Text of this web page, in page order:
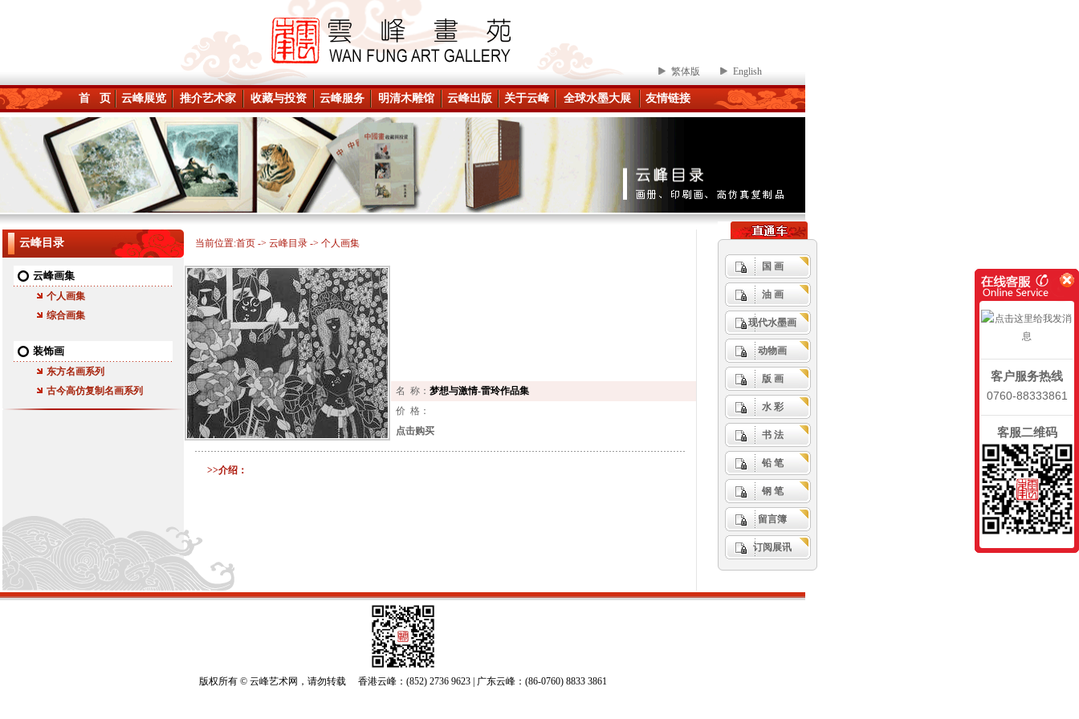
繁体版 English
首 页 云峰展览 推介艺术家 收藏与投资 云峰服务 明清木雕馆 云峰出版 关于云峰 全球水墨大展 友情链接
云峰目录
云峰画集
个人画集
综合画集
装饰画
东方名画系列
古今高仿复制名画系列
当前位置:首页 -> 云峰目录 -> 个人画集
名 称： 梦想与激情-雷玲作品集
价 格：
点击购买
>>介绍：
国 画
油 画
现代水墨画
动物画
版 画
水 彩
书 法
铅 笔
钢 笔
留言簿
订阅展讯
版权所有 © 云峰艺术网，请勿转载 香港云峰：(852) 2736 9623 | 广东云峰：(86-0760) 8833 3861
客户服务热线
0760-88333861
客服二维码